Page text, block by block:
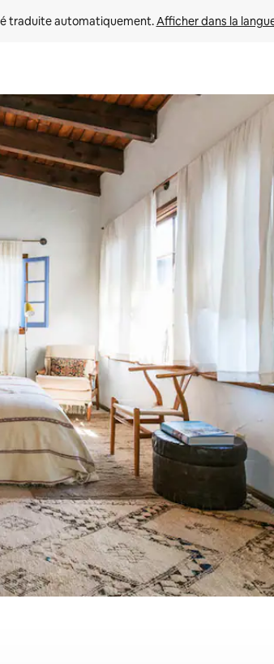
traduite automatiquement. Afficher dans la
le haut et vers le bas, ou en appuyant dessus